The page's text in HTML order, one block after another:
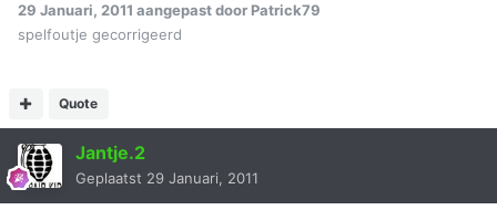
29 Januari, 2011 aangepast door Patrick79
spelfoutje gecorrigeerd
Quote
Jantje.2
Geplaatst 29 Januari, 2011